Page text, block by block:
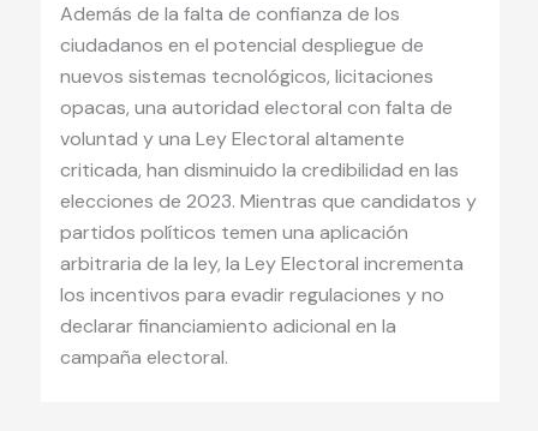
Además de la falta de confianza de los
ciudadanos en el potencial despliegue de
nuevos sistemas tecnológicos, licitaciones
opacas, una autoridad electoral con falta de
voluntad y una Ley Electoral altamente
criticada, han disminuido la credibilidad en las
elecciones de 2023. Mientras que candidatos y
partidos políticos temen una aplicación
arbitraria de la ley, la Ley Electoral incrementa
los incentivos para evadir regulaciones y no
declarar financiamiento adicional en la
campaña electoral.